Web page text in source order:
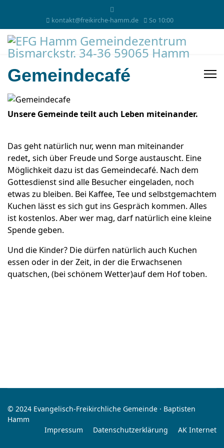
kontakt@freikirche-hamm.de So 10:00
Gemeindecafé
Unsere Gemeinde teilt auch Leben miteinander.
Das geht natürlich nur, wenn man miteinander
redet, sich über Freude und Sorge austauscht. Eine
Möglichkeit dazu ist das Gemeindecafé. Nach dem
Gottesdienst sind alle Besucher eingeladen, noch
etwas zu bleiben. Bei Kaffee, Tee und selbstgemachtem
Kuchen lässt es sich gut ins Gespräch kommen. Alles
ist kostenlos. Aber wer mag, darf natürlich eine kleine
Spende geben.
Und die Kinder? Die dürfen natürlich auch Kuchen
essen oder in der Zeit, in der die Erwachsenen
quatschen, (bei schönem Wetter)auf dem Hof toben.
© 2024 Evangelisch-Freikirchliche Gemeinde · Baptisten
Hamm
Impressum
Datenschutzerklärung AK Internet